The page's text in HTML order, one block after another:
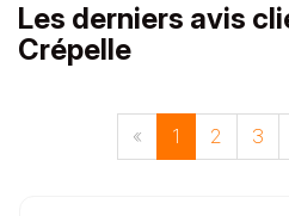
Les derniers avis
Crépelle
« 1 2 3